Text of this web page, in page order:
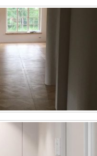
parquet o
Tarima
Vivienda
(Parcial)